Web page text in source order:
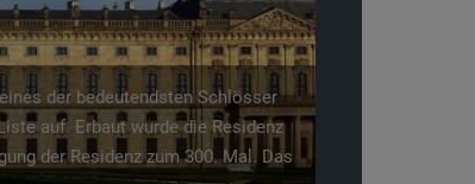
der bedeutendsten Schlösser
auf. Erbaut wurde die Residenz
der Residenz zum 300. Mal. Das